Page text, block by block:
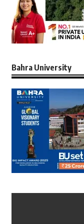
Bahra University